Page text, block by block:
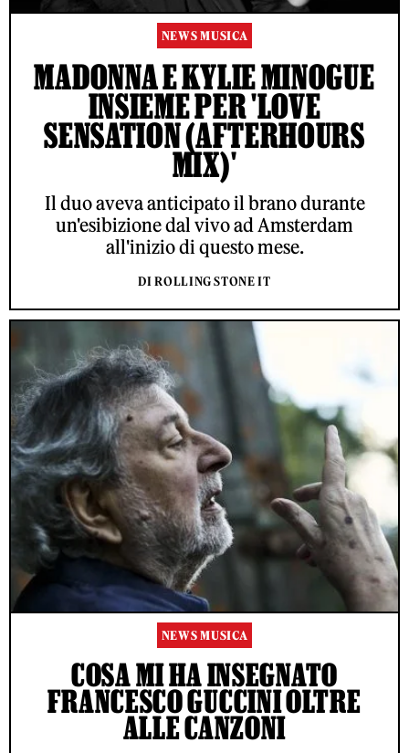
NEWS MUSICA
MADONNA E KYLIE MINOGUE
INSIEME PER 'LOVE
SENSATION (AFTERHOURS
MIX)'
Il duo aveva anticipato il brano durante
un'esibizione dal vivo ad Amsterdam
all'inizio di questo mese.
DI ROLLING STONE IT
NEWS MUSICA
COSA MI HA INSEGNATO
FRANCESCO GUCCINI OLTRE
ALLE CANZONI